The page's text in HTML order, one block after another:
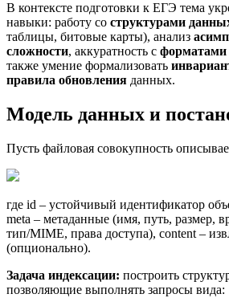
В контексте подготовки к ЕГЭ тема
навыки: работу со структурами
таблицы, битовые карты), анализ
сложности, аккуратность с форматами
также умение формализовать
правила обновления данных.
Модель данных и
Пусть файловая совокупность
где id – устойчивый идентификатор
meta – метаданные (имя, путь, размер,
тип/MIME, права доступа), content –
(опционально).
Задача индексации: построить
позволяющие выполнять запросы вида: